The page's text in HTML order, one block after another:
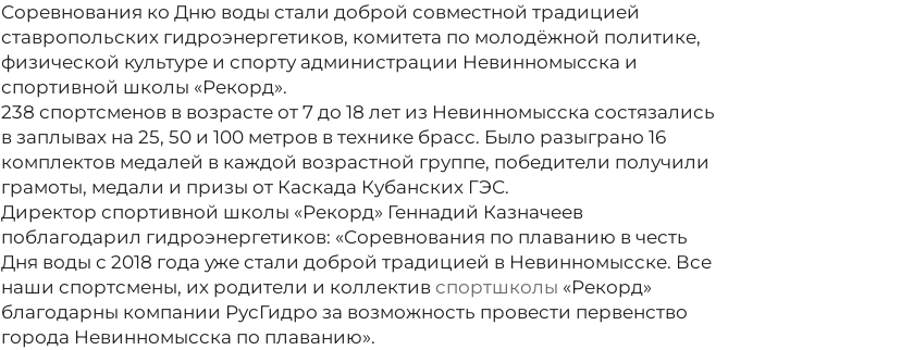
Соревнования ко Дню воды стали доброй совместной традицией
ставропольских гидроэнергетиков, комитета по молодёжной политике,
физической культуре и спорту администрации Невинномысска и
спортивной школы «Рекорд».
238 спортсменов в возрасте от 7 до 18 лет из Невинномысска состязались
в заплывах на 25, 50 и 100 метров в технике брасс. Было разыграно 16
комплектов медалей в каждой возрастной группе, победители получили
грамоты, медали и призы от Каскада Кубанских ГЭС.
Директор спортивной школы «Рекорд» Геннадий Казначеев
поблагодарил гидроэнергетиков: «Соревнования по плаванию в честь
Дня воды с 2018 года уже стали доброй традицией в Невинномысске. Все
наши спортсмены, их родители и коллектив спортшколы «Рекорд»
благодарны компании РусГидро за возможность провести первенство
города Невинномысска по плаванию».